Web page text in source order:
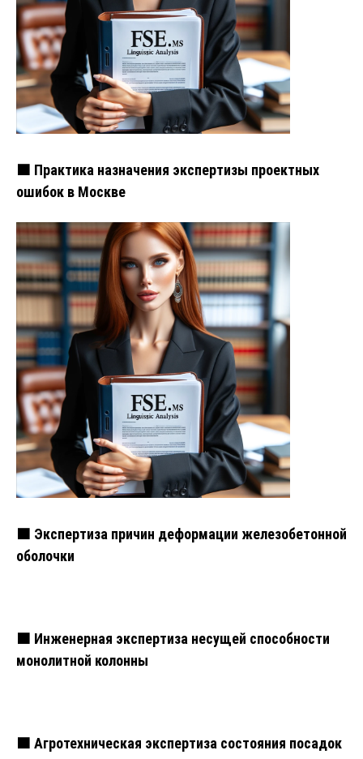
🟧 Практика назначения экспертизы проектных
ошибок в Москве
🟧 Экспертиза причин деформации железобетонной
оболочки
🟧 Инженерная экспертиза несущей способности
монолитной колонны
🟧 Агротехническая экспертиза состояния посадок